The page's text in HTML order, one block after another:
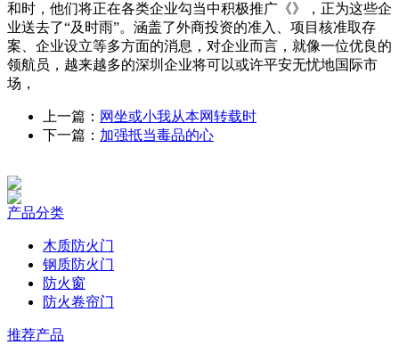
和时，他们将正在各类企业勾当中积极推广《》，正为这些企
业送去了“及时雨”。涵盖了外商投资的准入、项目核准取存
案、企业设立等多方面的消息，对企业而言，就像一位优良的
领航员，越来越多的深圳企业将可以或许平安无忧地国际市
场，
上一篇： 网坐或小我从本网转载时
下一篇： 加强抵当毒品的心
产品分类
木质防火门
钢质防火门
防火窗
防火卷帘门
推荐产品